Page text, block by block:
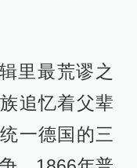
后不久，法
车厢搬到签
地赔款。
成员有句台